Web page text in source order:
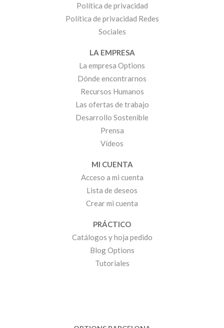
Política de privacidad
Política de privacidad Redes
Sociales
LA EMPRESA
La empresa Options
Dónde encontrarnos
Recursos Humanos
Las ofertas de trabajo
Desarrollo Sostenible
Prensa
Vídeos
MI CUENTA
Acceso a mi cuenta
Lista de deseos
Crear mi cuenta
PRÁCTICO
Catálogos y hoja pedido
Blog Options
Tutoriales